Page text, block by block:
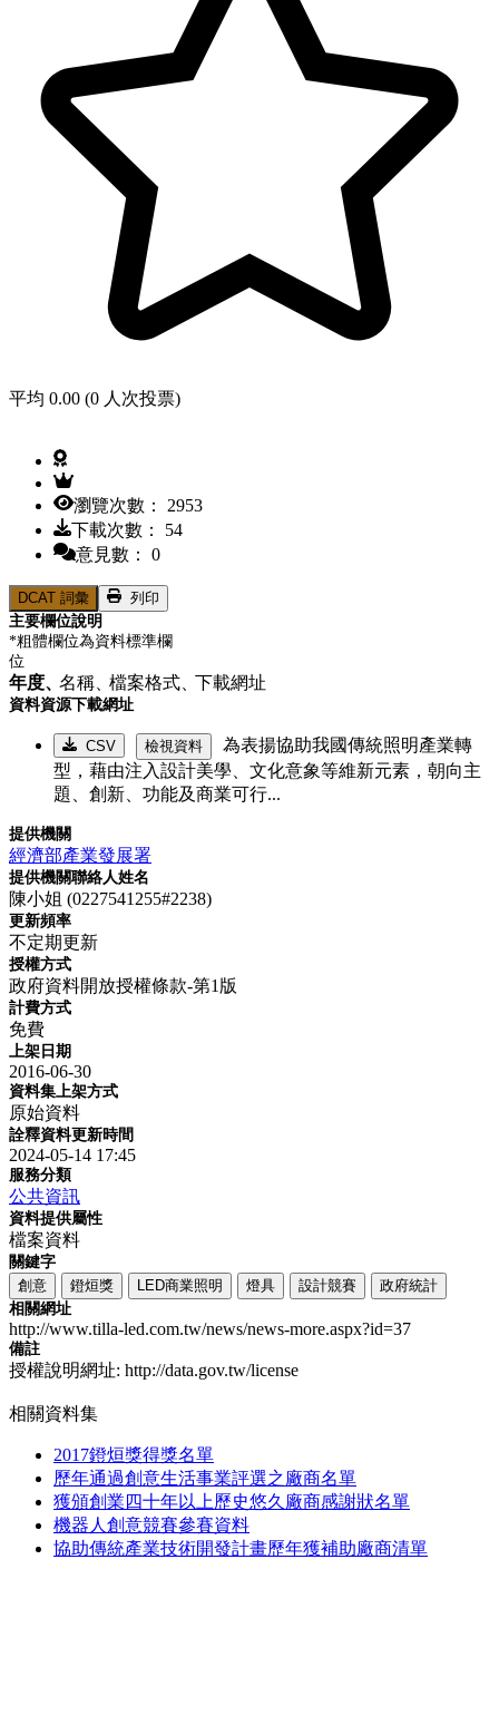
平均 0.00 (0 人次投票)
瀏覽次數： 2953
下載次數： 54
意見數： 0
DCAT 詞彙
列印
主要欄位說明
*粗體欄位為資料標準欄
位
年度、名稱、檔案格式、下載網址
資料資源下載網址
CSV 檢視資料
為表揚協助我國傳統照明產業轉
型，藉由注入設計美學、文化意象等維新元素，朝向主
題、創新、功能及商業可行...
提供機關
經濟部產業發展署
提供機關聯絡人姓名
陳小姐 (0227541255#2238)
更新頻率
不定期更新
授權方式
政府資料開放授權條款-第1版
計費方式
免費
上架日期
2016-06-30
資料集上架方式
原始資料
詮釋資料更新時間
2024-05-14 17:45
服務分類
公共資訊
資料提供屬性
檔案資料
關鍵字
創意
鐙烜獎 LED商業照明 燈具 設計競賽
政府統計
相關網址
http://www.tilla-led.com.tw/news/news-more.aspx?id=37
備註
授權說明網址: http://data.gov.tw/license
相關資料集
2017鐙烜獎得獎名單
歷年通過創意生活事業評選之廠商名單
獲頒創業四十年以上歷史悠久廠商感謝狀名單
機器人創意競賽參賽資料
協助傳統產業技術開發計畫歷年獲補助廠商清單